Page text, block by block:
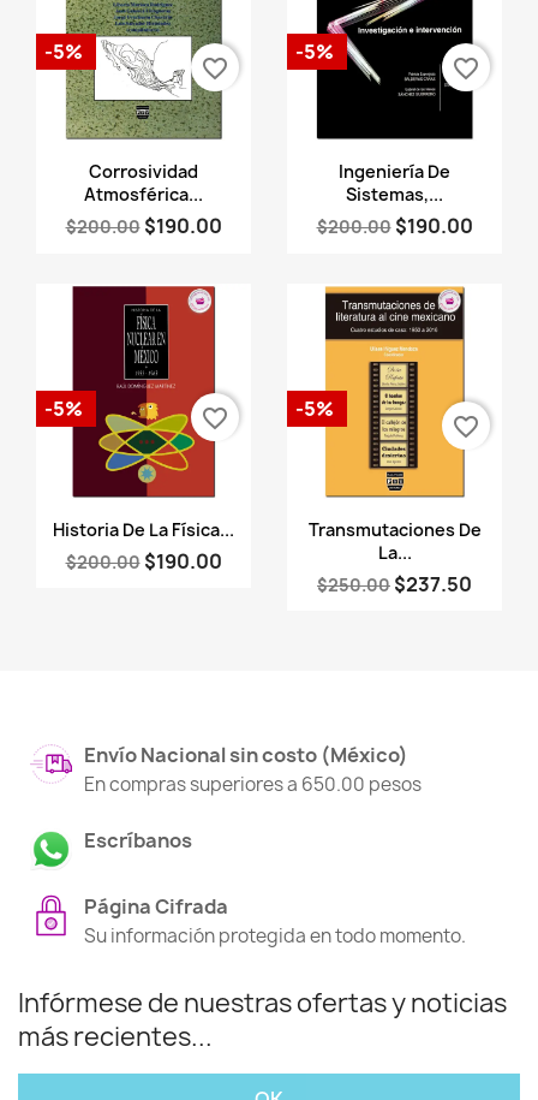
Vista rápida
Corrosividad
Atmosférica...
$200.00 $190.00
-5%
favorite_border
Vista rápida
Ingeniería De
Sistemas,...
$200.00 $190.00
-5%
favorite_border
Vista rápida
Historia De La Física...
$200.00 $190.00
-5% favorite_border
Vista rápida
Transmutaciones De
La...
$250.00 $237.50
-5%
favorite_border
Envío Nacional sin costo (México)
En compras superiores a 650.00 pesos
Escríbanos
Página Cifrada
Su información protegida en todo momento.
Infórmese de nuestras ofertas y noticias
más recientes...